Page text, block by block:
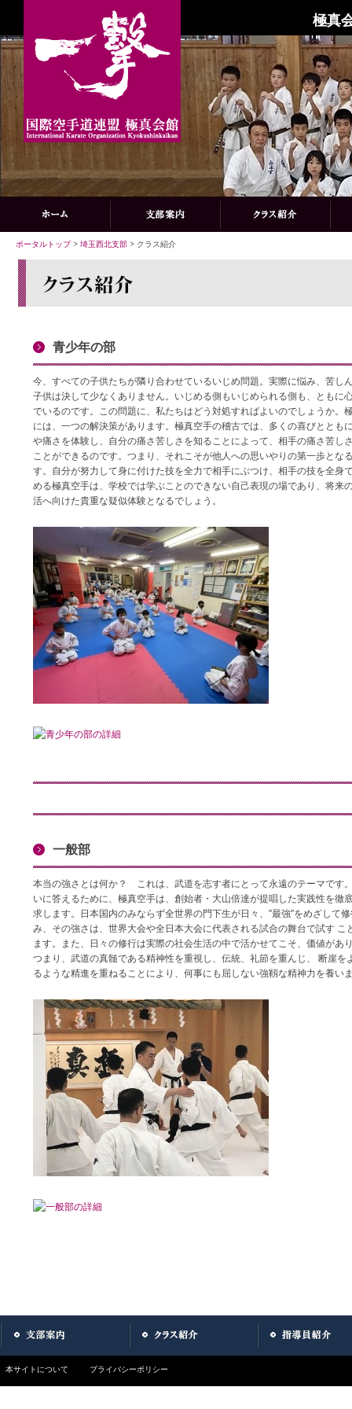
極真
ポータルトップ> 埼玉西北支部 > クラス紹介
青少年の部
今、すべての子供たちが隣り合わせているいじめ問題。実際に悩み、苦し
子供は決して少なくありません。いじめる側もいじめられる側も、ともに
でいるのです。この問題に、私たちはどう対処すればよいのでしょうか。
には、一つの解決策があります。極真空手の稽古では、多くの喜びととも
や痛さを体験し、自分の痛さ苦しさを知ることによって、相手の痛さ苦し
ことができるのです。つまり、それこそが他人への思いやりの第一歩とな
す。自分が努力して身に付けた技を全力で相手にぶつけ、相手の技を全身
める極真空手は、学校では学ぶことのできない自己表現の場であり、将来
活へ向けた貴重な疑似体験となるでしょう。
一般部
本当の強さとは何か？ これは、武道を志す者にとって永遠のテーマです
いに答えるために、極真空手は、創始者・大山倍達が提唱した実践性を徹
求します。日本国内のみならず全世界の門下生が日々、”最強”をめざして
み、その強さは、世界大会や全日本大会に代表される試合の舞台で試す こ
ます。また、日々の修行は実際の社会生活の中で活かせてこそ、価値があ
つまり、武道の真髄である精神性を重視し、伝統、礼節を重んじ、 断崖を
るような精進を重ねることにより、何事にも屈しない強靱な精神力を養い
本サイトについて プライバシーポリシー